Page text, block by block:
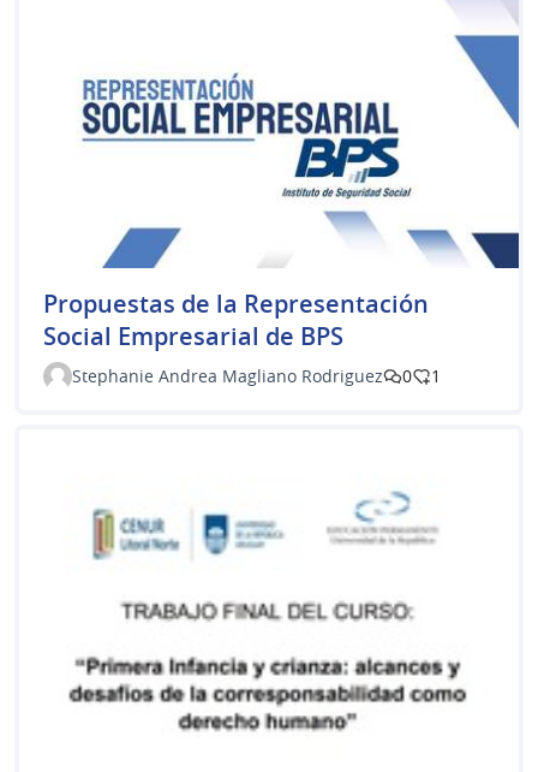
Propuestas de la Representación
Social Empresarial de BPS
Stephanie Andrea Magliano Rodriguez 0 1